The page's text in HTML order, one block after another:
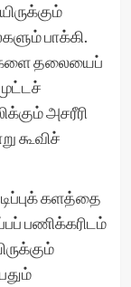
பாக்கி.
தலையைப்
அசரீரி
கூவிச்
களத்தை
பணிக்கரிடம்